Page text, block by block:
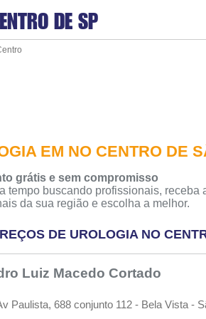
DE SP
EM NO CENTRO DE
grátis e sem compromisso
tempo buscando profissionais,
da sua região e escolha a melhor.
DE UROLOGIA NO
Luiz Macedo Cortado
Paulista, 688 conjunto 112 - Bela Vista -